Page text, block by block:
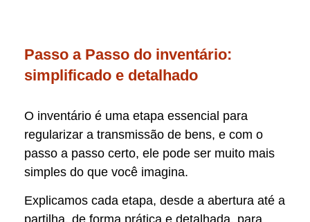
Passo a Passo do inventário:
simplificado e detalhado
O inventário é uma etapa essencial para
regularizar a transmissão de bens, e com o
passo a passo certo, ele pode ser muito mais
simples do que você imagina.
Explicamos cada etapa, desde a abertura até a